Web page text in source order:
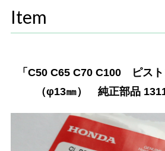
Item
「C50 C65 C70 C100 ピス
（φ13㎜） 純正部品